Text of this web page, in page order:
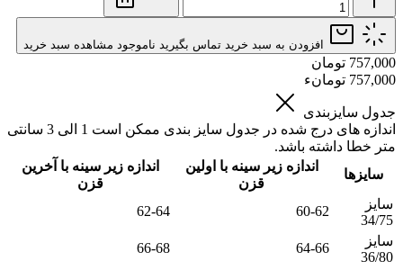
افزودن به سبد خرید تماس بگیرید ناموجود مشاهده سبد خرید
757,000 تومان
757,000 تومانء
جدول سایزبندی
اندازه های درج شده در جدول سایز بندی ممکن است 1 الی 3 سانتی
متر خطا داشته باشد.
سایزها
اندازه زیر سینه با اولین
قزن
اندازه زیر سینه با آخرین
قزن
سایز
34/75
60-62
62-64
سایز
36/80
64-66
66-68